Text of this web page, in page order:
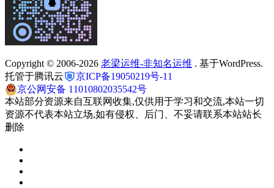
Copyright © 2006-2026 老梁运维-非知名运维 . 基于WordPress.
托管于腾讯云
京ICP备19050219号-11
京公网安备 11010802035542号
本站部分资源来自互联网收集,仅供用于学习和交流,本站一切
资源不代表本站立场,如有侵权、后门、不妥请联系本站站长
删除